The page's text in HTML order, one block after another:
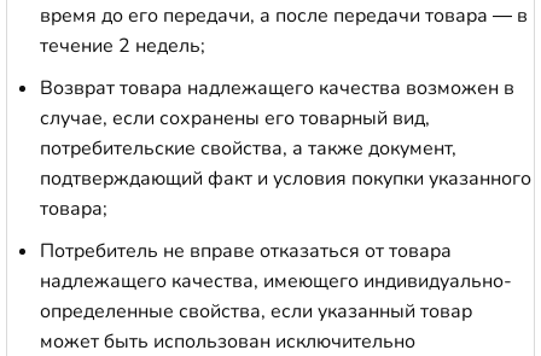
время до его передачи, а после передачи товара — в
течение 2 недель;
Возврат товара надлежащего качества возможен в
случае, если сохранены его товарный вид,
потребительские свойства, а также документ,
подтверждающий факт и условия покупки указанного
товара;
Потребитель не вправе отказаться от товара
надлежащего качества, имеющего индивидуально-
определенные свойства, если указанный товар
может быть использован исключительно